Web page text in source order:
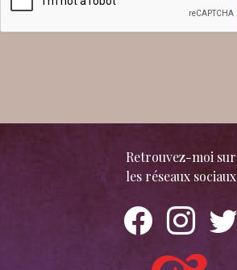
Retrouvez-moi sur
les réseaux sociaux